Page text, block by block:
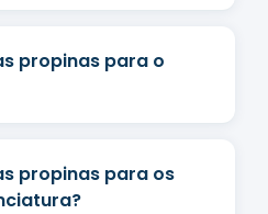
propinas para o
propinas para os